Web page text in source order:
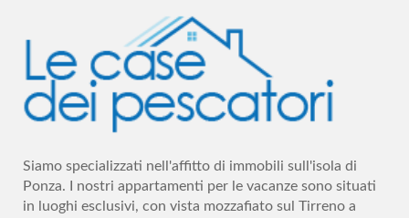
Siamo specializzati nell'affitto di immobili sull'isola di
Ponza. I nostri appartamenti per le vacanze sono situati
in luoghi esclusivi, con vista mozzafiato sul Tirreno a